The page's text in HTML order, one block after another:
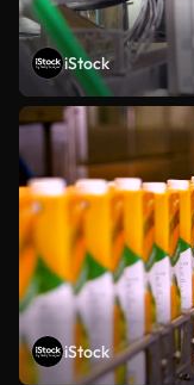
iStock
iStock